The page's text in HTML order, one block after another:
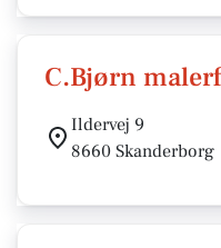
C.Bjørn
Ildervej 9
8660 Skanderborg